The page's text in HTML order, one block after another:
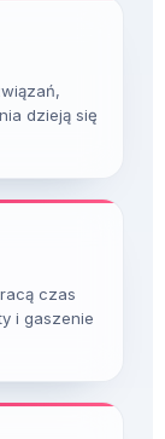
dzieją się
czas
i gaszenie